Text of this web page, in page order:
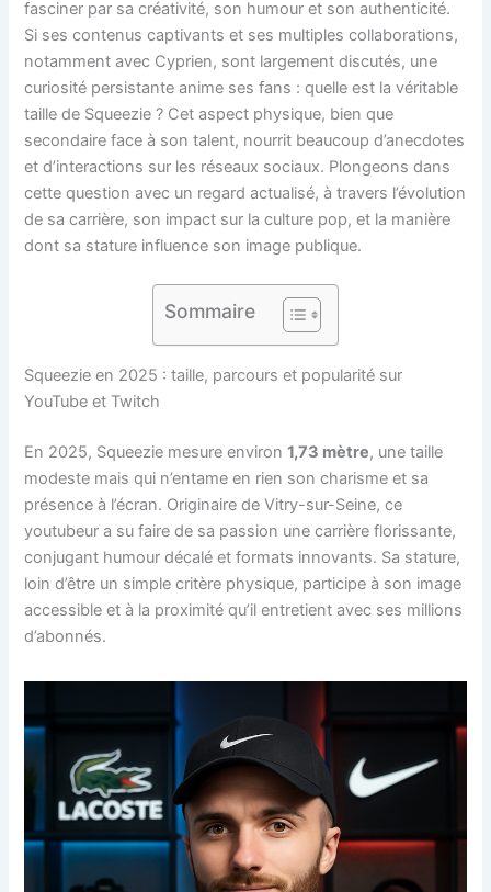
fasciner par sa créativité, son humour et son authenticité.
Si ses contenus captivants et ses multiples collaborations,
notamment avec Cyprien, sont largement discutés, une
curiosité persistante anime ses fans : quelle est la véritable
taille de Squeezie ? Cet aspect physique, bien que
secondaire face à son talent, nourrit beaucoup d’anecdotes
et d’interactions sur les réseaux sociaux. Plongeons dans
cette question avec un regard actualisé, à travers l’évolution
de sa carrière, son impact sur la culture pop, et la manière
dont sa stature influence son image publique.
Sommaire
Squeezie en 2025 : taille, parcours et popularité sur
YouTube et Twitch
En 2025, Squeezie mesure environ1,73 mètre, une taille
modeste mais qui n’entame en rien son charisme et sa
présence à l’écran. Originaire de Vitry-sur-Seine, ce
youtubeur a su faire de sa passion une carrière florissante,
conjugant humour décalé et formats innovants. Sa stature,
loin d’être un simple critère physique, participe à son image
accessible et à la proximité qu’il entretient avec ses millions
d’abonnés.